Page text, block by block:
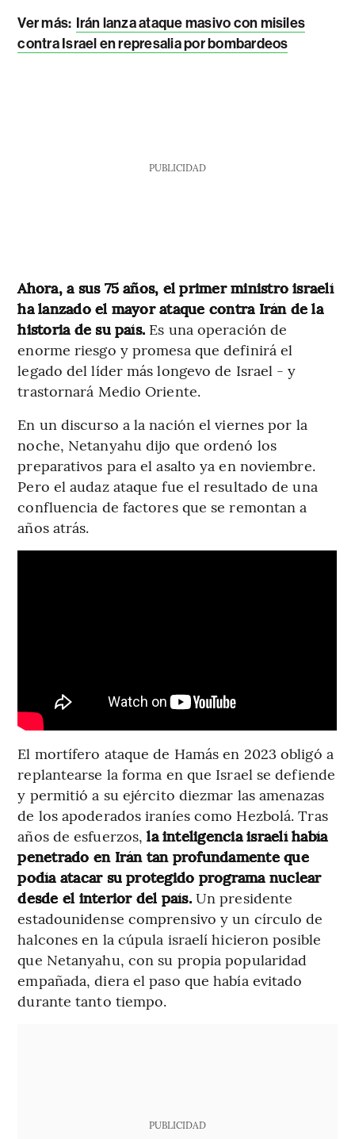
Ver más: Irán lanza ataque masivo con misiles
contra Israel en represalia por bombardeos
PUBLICIDAD
Ahora, a sus 75 años, el primer ministro israelí
ha lanzado el mayor ataque contra Irán de la
historia de su país. Es una operación de
enorme riesgo y promesa que definirá el
legado del líder más longevo de Israel - y
trastornará Medio Oriente.
En un discurso a la nación el viernes por la
noche, Netanyahu dijo que ordenó los
preparativos para el asalto ya en noviembre.
Pero el audaz ataque fue el resultado de una
confluencia de factores que se remontan a
años atrás.
El mortífero ataque de Hamás en 2023 obligó a
replantearse la forma en que Israel se defiende
y permitió a su ejército diezmar las amenazas
de los apoderados iraníes como Hezbolá. Tras
años de esfuerzos,la inteligencia israelí había
penetrado en Irán tan profundamente que
podía atacar su protegido programa nuclear
desde el interior del país.Un presidente
estadounidense comprensivo y un círculo de
halcones en la cúpula israelí hicieron posible
que Netanyahu, con su propia popularidad
empañada, diera el paso que había evitado
durante tanto tiempo.
PUBLICIDAD